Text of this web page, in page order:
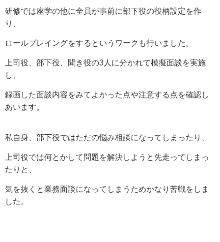
研修では座学の他に全員が事前に部下役の役柄設定を作
り、
ロールプレイングをするというワークも行いました。
上司役、部下役、聞き役の3人に分かれて模擬面談を実施
し、
録画した面談内容をみてよかった点や注意する点を確認し
あいます。
私自身、部下役ではただの悩み相談になってしまったり、
上司役では何とかして問題を解決しようと先走ってしまっ
たりと、
気を抜くと業務面談になってしまうためかなり苦戦をしま
した。